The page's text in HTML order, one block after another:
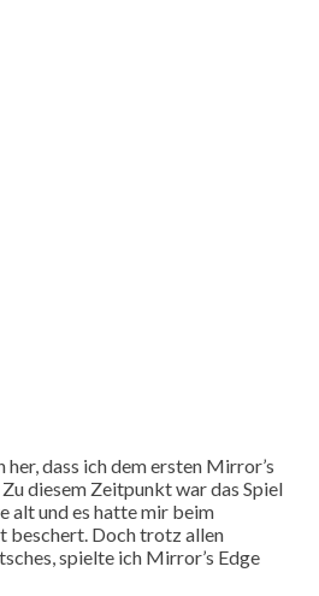
her, dass ich dem ersten Mirror’s
diesem Zeitpunkt war das Spiel
alt und es hatte mir beim
beschert. Doch trotz allen
spielte ich Mirror’s Edge